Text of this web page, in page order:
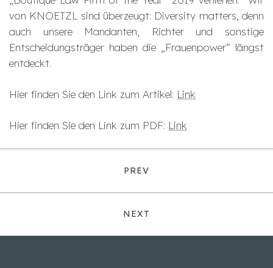
von KNOETZL sind überzeugt: Diversity matters, denn
auch unsere Mandanten, Richter und sonstige
Entscheidungsträger haben die „Frauenpower“ längst
entdeckt.
Hier finden Sie den Link zum Artikel: Link
Hier finden Sie den Link zum PDF: Link
PREV
NEXT